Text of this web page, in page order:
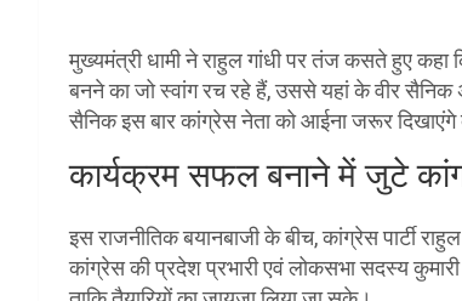
मुख्यमंत्री धामी ने राहुल गांधी पर तंज कसते हुए
बनने का जो स्वांग रच रहे हैं, उससे यहां के वीर सैनिक
सैनिक इस बार कांग्रेस नेता को आईना जरूर दिखाएंगे
कार्यक्रम सफल बनाने में जुटे
इस राजनीतिक बयानबाजी के बीच, कांग्रेस पार्टी
कांग्रेस की प्रदेश प्रभारी एवं लोकसभा सदस्य